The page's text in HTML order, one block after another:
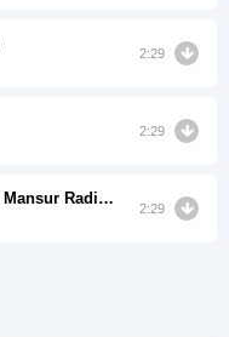
2:29
2:29
Плакала (DJ Ramirez & DMC Mansur Radio Edit)
2:29